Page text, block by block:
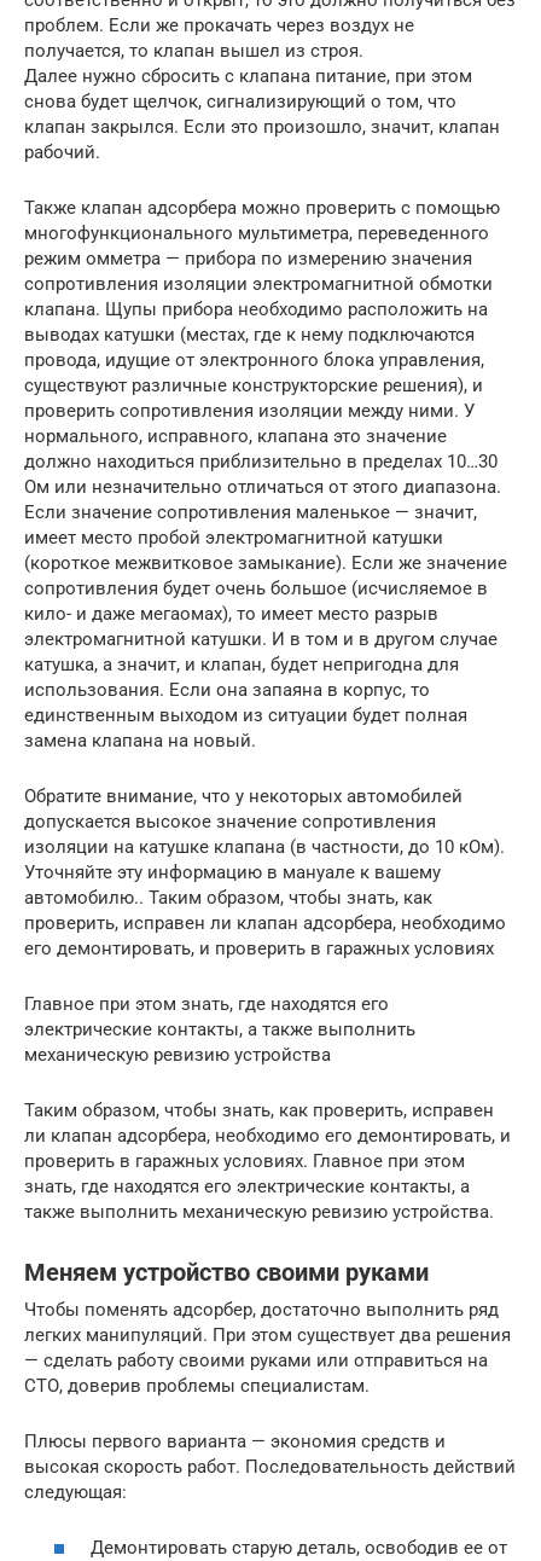
проблем. Если же прокачать через воздух не
получается, то клапан вышел из строя.
Далее нужно сбросить с клапана питание, при этом
снова будет щелчок, сигнализирующий о том, что
клапан закрылся. Если это произошло, значит, клапан
рабочий.
Также клапан адсорбера можно проверить с помощью
многофункционального мультиметра, переведенного
режим омметра — прибора по измерению значения
сопротивления изоляции электромагнитной обмотки
клапана. Щупы прибора необходимо расположить на
выводах катушки (местах, где к нему подключаются
провода, идущие от электронного блока управления,
существуют различные конструкторские решения), и
проверить сопротивления изоляции между ними. У
нормального, исправного, клапана это значение
должно находиться приблизительно в пределах 10…30
Ом или незначительно отличаться от этого диапазона.
Если значение сопротивления маленькое — значит,
имеет место пробой электромагнитной катушки
(короткое межвитковое замыкание). Если же значение
сопротивления будет очень большое (исчисляемое в
кило- и даже мегаомах), то имеет место разрыв
электромагнитной катушки. И в том и в другом случае
катушка, а значит, и клапан, будет непригодна для
использования. Если она запаяна в корпус, то
единственным выходом из ситуации будет полная
замена клапана на новый.
Обратите внимание, что у некоторых автомобилей
допускается высокое значение сопротивления
изоляции на катушке клапана (в частности, до 10 кОм).
Уточняйте эту информацию в мануале к вашему
автомобилю.. Таким образом, чтобы знать, как
проверить, исправен ли клапан адсорбера, необходимо
его демонтировать, и проверить в гаражных условиях
Главное при этом знать, где находятся его
электрические контакты, а также выполнить
механическую ревизию устройства
Таким образом, чтобы знать, как проверить, исправен
ли клапан адсорбера, необходимо его демонтировать, и
проверить в гаражных условиях. Главное при этом
знать, где находятся его электрические контакты, а
также выполнить механическую ревизию устройства.
Меняем устройство своими руками
Чтобы поменять адсорбер, достаточно выполнить ряд
легких манипуляций. При этом существует два решения
— сделать работу своими руками или отправиться на
СТО, доверив проблемы специалистам.
Плюсы первого варианта — экономия средств и
высокая скорость работ. Последовательность действий
следующая:
Демонтировать старую деталь, освободив ее от